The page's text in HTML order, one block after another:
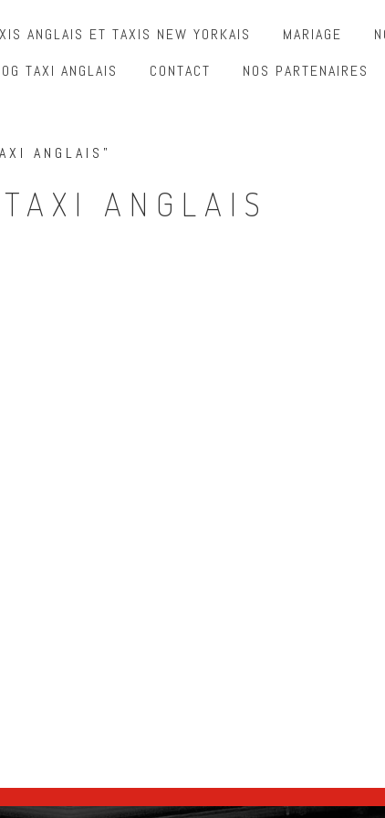
ANGLAIS ET TAXIS NEW YORKAIS MARIAGE
TAXI ANGLAIS CONTACT NOS PARTENAIRES
ANGLAIS”
ANGLAIS